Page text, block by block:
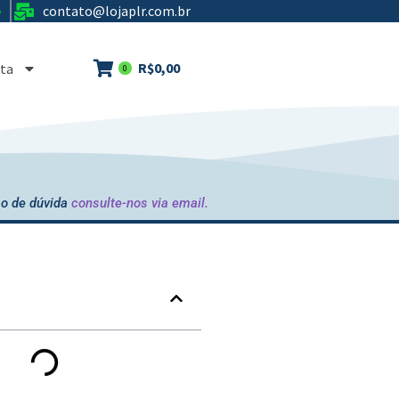
contato@lojaplr.com.br
R$0,00
0
de dúvida consulte-nos via email.